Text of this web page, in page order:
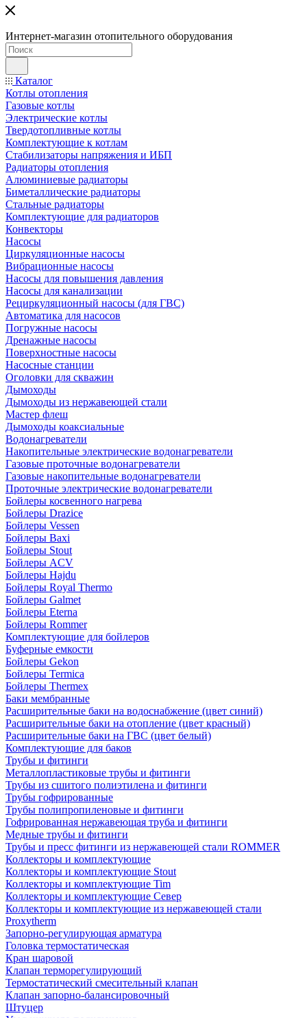
Интернет-магазин отопительного оборудования
Каталог
Котлы отопления
Газовые котлы
Электрические котлы
Твердотопливные котлы
Комплектующие к котлам
Стабилизаторы напряжения и ИБП
Радиаторы отопления
Алюминиевые радиаторы
Биметаллические радиаторы
Стальные радиаторы
Комплектующие для радиаторов
Конвекторы
Насосы
Циркуляционные насосы
Вибрационные насосы
Насосы для повышения давления
Насосы для канализации
Рециркуляционный насосы (для ГВС)
Автоматика для насосов
Погружные насосы
Дренажные насосы
Поверхностные насосы
Насосные станции
Оголовки для скважин
Дымоходы
Дымоходы из нержавеющей стали
Мастер флеш
Дымоходы коаксиальные
Водонагреватели
Накопительные электрические водонагреватели
Газовые проточные водонагреватели
Газовые накопительные водонагреватели
Проточные электрические водонагреватели
Бойлеры косвенного нагрева
Бойлеры Drazice
Бойлеры Vessen
Бойлеры Baxi
Бойлеры Stout
Бойлеры ACV
Бойлеры Hajdu
Бойлеры Royal Thermo
Бойлеры Galmet
Бойлеры Eterna
Бойлеры Rommer
Комплектующие для бойлеров
Буферные емкости
Бойлеры Gekon
Бойлеры Termica
Бойлеры Thermex
Баки мембранные
Расширительные баки на водоснабжение (цвет синий)
Расширительные баки на отопление (цвет красный)
Расширительные баки на ГВС (цвет белый)
Комплектующие для баков
Трубы и фитинги
Металлопластиковые трубы и фитинги
Трубы из сшитого полиэтилена и фитинги
Трубы гофрированные
Трубы полипропиленовые и фитинги
Гофрированная нержавеющая труба и фитинги
Медные трубы и фитинги
Трубы и пресс фитинги из нержавеющей стали ROMMER
Коллекторы и комплектующие
Коллекторы и комплектующие Stout
Коллекторы и комплектующие Tim
Коллекторы и комплектующие Север
Коллекторы и комплектующие из нержавеющей стали
Proxytherm
Запорно-регулирующая арматура
Головка термостатическая
Кран шаровой
Клапан терморегулирующий
Термостатический смесительный клапан
Клапан запорно-балансировочный
Штуцер